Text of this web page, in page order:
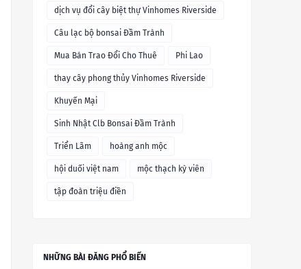
dịch vụ đổi cây biệt thự Vinhomes Riverside
Câu lạc bộ bonsai Đầm Trành
Mua Bán Trao Đổi Cho Thuê Phi Lao
thay cây phong thủy Vinhomes Riverside
Khuyến Mại
Sinh Nhật Clb Bonsai Đầm Trành
Triển Lãm hoàng anh mộc
hội duối việt nam mộc thạch kỳ viên
tập đoàn triệu điền
NHỮNG BÀI ĐĂNG PHỔ BIẾN